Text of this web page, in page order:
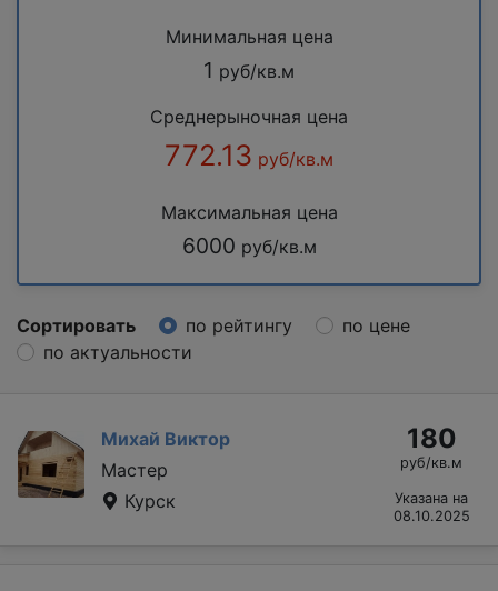
Минимальная цена
1 руб/кв.м
Среднерыночная цена
772.13 руб/кв.м
Максимальная цена
6000 руб/кв.м
Сортировать по рейтингу
по цене
по актуальности
Михай Виктор
Мастер
Курск
180
руб/кв.м
Указана на
08.10.2025